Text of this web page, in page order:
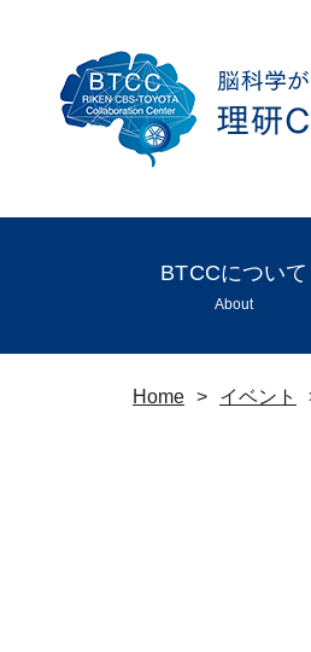
BTCCについて
About
Home > イベント